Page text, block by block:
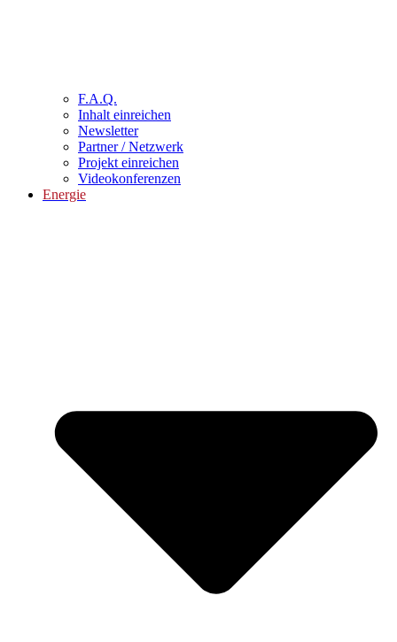
F.A.Q.
Inhalt einreichen
Newsletter
Partner / Netzwerk
Projekt einreichen
Videokonferenzen
Energie